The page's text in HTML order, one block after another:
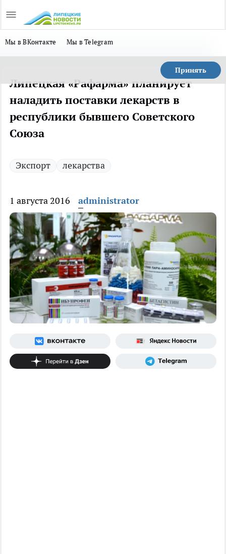
Мы в ВКонтакте Мы в Telegram
Принять
Липецкая «Рафарма» планирует
наладить поставки лекарств в
республики бывшего Советского
Союза
Экспорт лекарства
1 августа 2016 administrator